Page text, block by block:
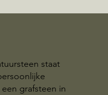
staat
grafsteen in